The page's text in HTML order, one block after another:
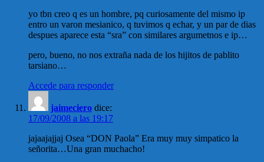
yo tbn creo q es un hombre, pq curiosamente del mismo ip
entro un varon mesianico, q tuvimos q echar, y un par de dias
despues aparece esta “sra” con similares argumetnos e ip…
pero, bueno, no nos extraña nada de los hijitos de pablito
tarsiano…
Accede para responder
jaimeciero dice:
17/09/2008 a las 19:17
jajaajajjaj Osea “DON Paola” Era muy muy simpatico la
señorita…Una gran muchacho!